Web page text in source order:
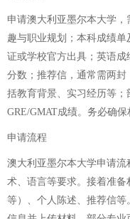
申请澳大利亚墨尔本大学
趣与职业规划；本科成绩
证或学校官方出具；英语
分数；推荐信，通常需两
括教育背景、实习经历等
GRE/GMAT成绩。务必确
申请流程
澳大利亚墨尔本大学申请
术、语言等要求。接着准
等）、个人陈述、推荐信